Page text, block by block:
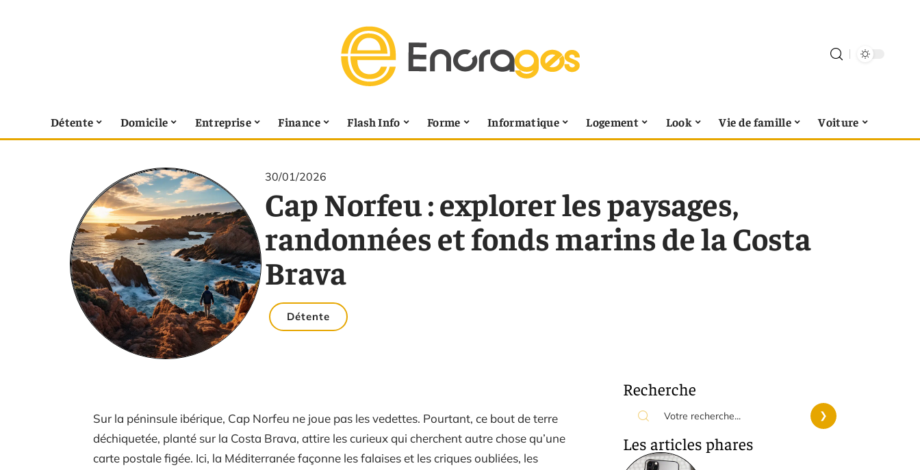
Détente Domicile Entreprise Finance Flash Info Forme Informatique Logement Look Vie de famille Voiture
30/01/2026
Cap Norfeu : explorer les paysages,
randonnées et fonds marins de la Costa
Brava
Détente
Sur la péninsule ibérique, Cap Norfeu ne joue pas les vedettes. Pourtant, ce bout de terre
déchiquetée, planté sur la Costa Brava, attire les curieux qui cherchent autre chose qu’une
carte postale figée. Ici, la Méditerranée façonne les falaises et les criques oubliées, les
Recherche
Les articles phares